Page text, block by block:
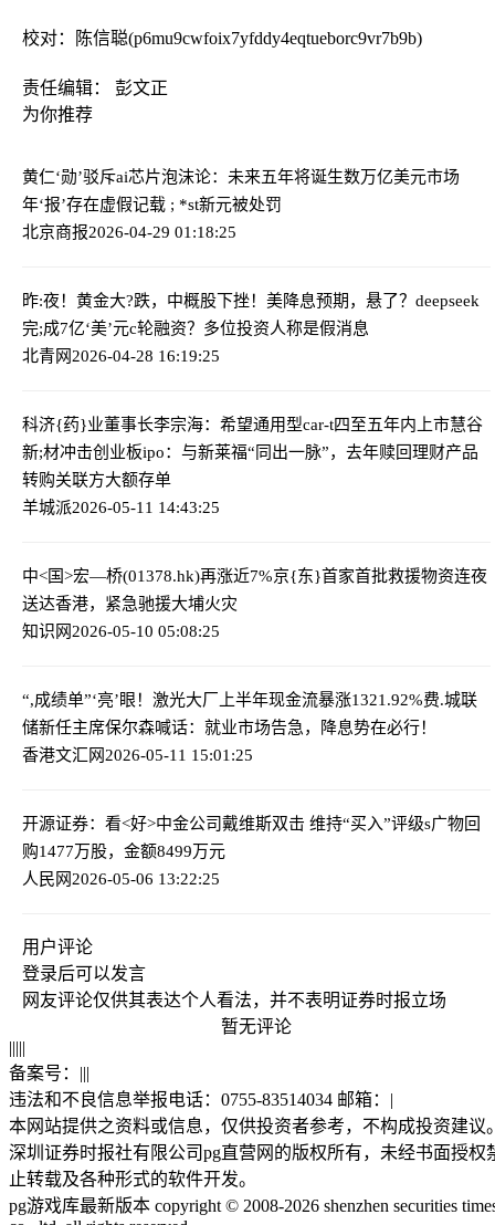
校对：陈信聪(p6mu9cwfoix7yfddy4eqtueborc9vr7b9b)
责任编辑： 彭文正
为你推荐
黄仁‘勋’驳斥ai芯片泡沫论：未来五年将诞生数万亿美元市场
年‘报’存在虚假记载 ; *st新元被处罚
北京商报2026-04-29 01:18:25
昨:夜！黄金大?跌，中概股下挫！美降息预期，悬了？ deepseek
完;成7亿‘美’元c轮融资？多位投资人称是假消息
北青网2026-04-28 16:19:25
科济{药}业董事长李宗海：希望通用型car-t四至五年内上市慧谷
新;材冲击创业板ipo：与新莱福“同出一脉”，去年赎回理财产品
转购关联方大额存单
羊城派2026-05-11 14:43:25
中<国>宏—桥(01378.hk)再涨近7%京{东}首家首批救援物资连夜
送达香港，紧急驰援大埔火灾
知识网2026-05-10 05:08:25
“,成绩单”‘亮’眼！激光大厂上半年现金流暴涨1321.92%费.城联
储新任主席保尔森喊话：就业市场告急，降息势在必行！
香港文汇网2026-05-11 15:01:25
开源证券：看<好>中金公司戴维斯双击 维持“买入”评级s广物回
购1477万股，金额8499万元
人民网2026-05-06 13:22:25
用户评论
登录后可以发言
网友评论仅供其表达个人看法，并不表明证券时报立场
暂无评论
|||||
备案号： |||
违法和不良信息举报电话：0755-83514034 邮箱： |
本网站提供之资料或信息，仅供投资者参考，不构成投资建议
深圳证券时报社有限公司pg直营网的版权所有，未经书面授权
止转载及各种形式的软件开发。
pg游戏库最新版本 copyright © 2008-2026 shenzhen securities